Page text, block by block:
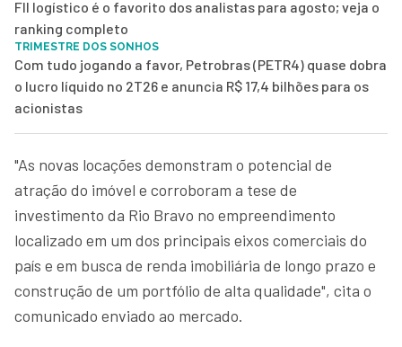
FII logístico é o favorito dos analistas para agosto; veja o
ranking completo
TRIMESTRE DOS SONHOS
Com tudo jogando a favor, Petrobras (PETR4) quase dobra
o lucro líquido no 2T26 e anuncia R$ 17,4 bilhões para os
acionistas
"As novas locações demonstram o potencial de
atração do imóvel e corroboram a tese de
investimento da Rio Bravo no empreendimento
localizado em um dos principais eixos comerciais do
país e em busca de renda imobiliária de longo prazo e
construção de um portfólio de alta qualidade", cita o
comunicado enviado ao mercado.